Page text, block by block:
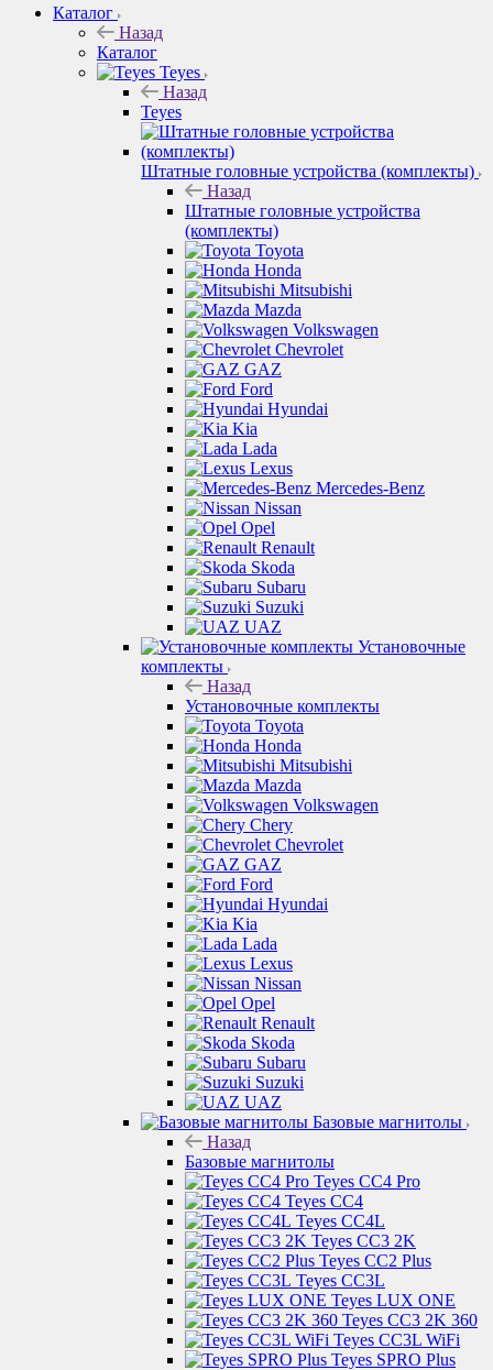
Каталог
Назад
Каталог
Teyes
Назад
Teyes
Штатные головные устройства (комплекты)
Назад
Штатные головные устройства
(комплекты)
Toyota
Honda
Mitsubishi
Mazda
Volkswagen
Chevrolet
GAZ
Ford
Hyundai
Kia
Lada
Lexus
Mercedes-Benz
Nissan
Opel
Renault
Skoda
Subaru
Suzuki
UAZ
Установочные
комплекты
Назад
Установочные комплекты
Toyota
Honda
Mitsubishi
Mazda
Volkswagen
Chery
Chevrolet
GAZ
Ford
Hyundai
Kia
Lada
Lexus
Nissan
Opel
Renault
Skoda
Subaru
Suzuki
UAZ
Базовые магнитолы
Назад
Базовые магнитолы
Teyes CC4 Pro
Teyes CC4
Teyes CC4L
Teyes CC3 2K
Teyes CC2 Plus
Teyes CC3L
Teyes LUX ONE
Teyes CC3 2K 360
Teyes CC3L WiFi
Teyes SPRO Plus